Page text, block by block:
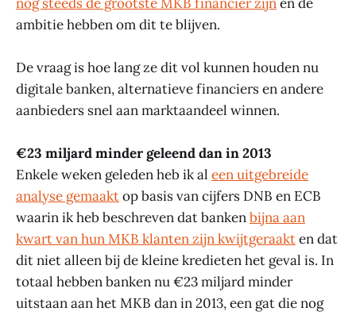
ambitie hebben om dit te blijven.
De vraag is hoe lang ze dit vol kunnen houden nu
digitale banken, alternatieve financiers en andere
aanbieders snel aan marktaandeel winnen.
€23 miljard minder geleend dan in 2013
Enkele weken geleden heb ik al een uitgebreide
analyse gemaaktop basis van cijfers DNB en ECB
waarin ik heb beschreven dat bankenbijna aan
kwart van hun MKB klanten zijn kwijtgeraakten dat
dit niet alleen bij de kleine kredieten het geval is. In
totaal hebben banken nu €23 miljard minder
uitstaan aan het MKB dan in 2013, een gat die nog